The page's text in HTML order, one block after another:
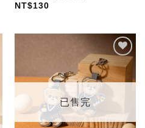
NT$130
加入
望輕
已售完